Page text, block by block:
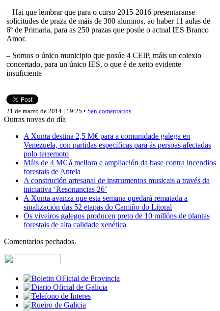
– Hai que lembrar que para o curso 2015-2016 presentaranse
solicitudes de praza de máis de 300 alumnos, ao haber 11 aulas de
6º de Primaria, para as 250 prazas que posúe o actual IES Branco
Amor.
– Somos o único municipio que posúe 4 CEIP, máis un colexio
concertado, para un único IES, o que é de xeito evidente
insuficiente
21 de marzo de 2014 | 19:25 • Sen comentarios
Outras novas do día
A Xunta destina 2,5 M€ para a comunidade galega en
Venezuela, con partidas específicas para ás persoas afectadas
polo terremoto
Máis de 4 M€ á mellora e ampliación da base contra incendios
forestais de Antela
A construción artesanal de instrumentos musicais a través da
iniciativa ‘Resonancias 26’
A Xunta avanza que esta semana quedará rematada a
sinalización das 52 etapas do Camiño do Litoral
Os viveiros galegos producen preto de 10 millóns de plantas
forestais de alta calidade xenética
Comentarios pechados.